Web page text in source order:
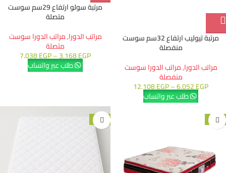
مرتبة تيوليب ارتفاع 32سم سوست
منفصلة
مراتب الدورا,مراتب الدورا سوست
منفصلة
6.052EGP
–
12.108EGP
طلب عبر واتساب
مرتبة سولو ارتفاع 29سم سوست
متصلة
مراتب الدورا,مراتب الدورا سوست
متصلة
3.168EGP
–
7.038EGP
طلب عبر واتساب
-15%
-10%